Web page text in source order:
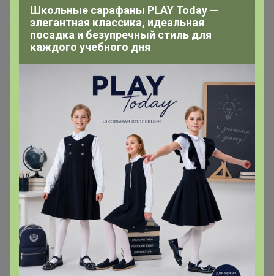
13 сентября, 2025 09:25
Спасибо
nina74
Великий магистр
В теме "Гипермаркет Нисса. Бытовая химия,
косметика, товары для дома и дачи. Цветочные
кашпо, удобрения. Бесплатная доставка!"
13 сентября, 2025 08:49
Если нет возможности разделить,то можно поменять
ЦР на Солненый.
Школьные сарафаны PLAY Today —
элегантная классика, идеальная
посадка и безупречный стиль для
каждого учебного дня